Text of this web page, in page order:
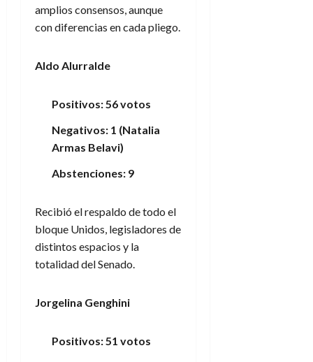
amplios consensos, aunque
con diferencias en cada pliego.
Aldo Alurralde
Positivos: 56 votos
Negativos: 1 (Natalia
Armas Belavi)
Abstenciones: 9
Recibió el respaldo de todo el
bloque Unidos, legisladores de
distintos espacios y la
totalidad del Senado.
Jorgelina Genghini
Positivos: 51 votos